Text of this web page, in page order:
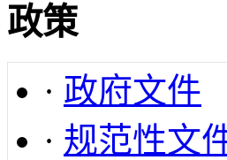
政策
· 政府文件
· 规范性文